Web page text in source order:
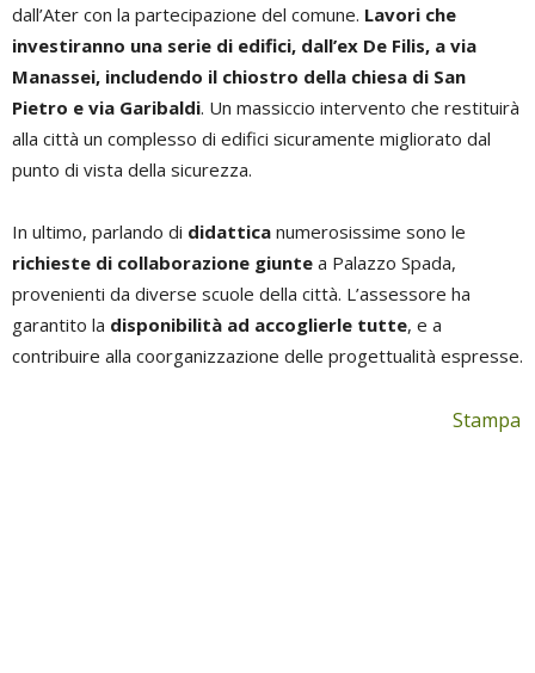
dall’Ater con la partecipazione del comune. Lavori che
investiranno una serie di edifici, dall’ex De Filis, a via
Manassei, includendo il chiostro della chiesa di San
Pietro e via Garibaldi. Un massiccio intervento che restituirà
alla città un complesso di edifici sicuramente migliorato dal
punto di vista della sicurezza.
In ultimo, parlando di didattica numerosissime sono le
richieste di collaborazione giunte a Palazzo Spada,
provenienti da diverse scuole della città. L’assessore ha
garantito la disponibilità ad accoglierle tutte, e a
contribuire alla coorganizzazione delle progettualità espresse.
Stampa